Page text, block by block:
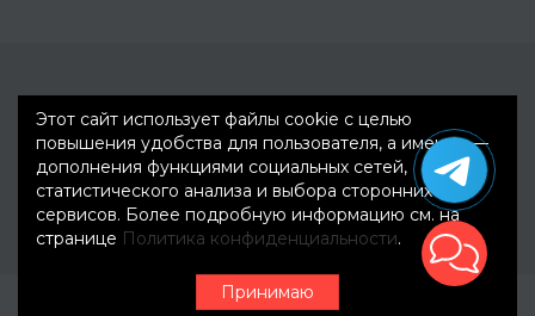
Этот сайт использует файлы cookie с целью
повышения удобства для пользователя, а именно —
дополнения функциями социальных сетей,
статистического анализа и выбора сторонних
сервисов. Более подробную информацию см. на
странице Политика конфиденциальности.
Принимаю